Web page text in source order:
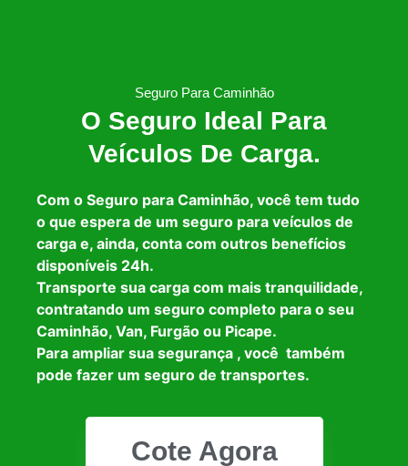
Seguro Para Caminhão
O Seguro Ideal Para
Veículos De Carga.
Com o Seguro para Caminhão, você tem tudo
o que espera de um seguro para veículos de
carga e, ainda, conta com outros benefícios
disponíveis 24h.
Transporte sua carga com mais tranquilidade,
contratando um seguro completo para o seu
Caminhão, Van, Furgão ou Picape.
Para ampliar sua segurança , você também
pode fazer um seguro de transportes.
Cote Agora